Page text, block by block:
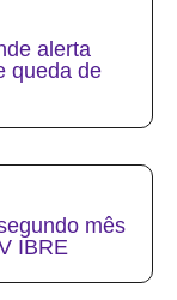
alerta
queda de
mês
IBRE